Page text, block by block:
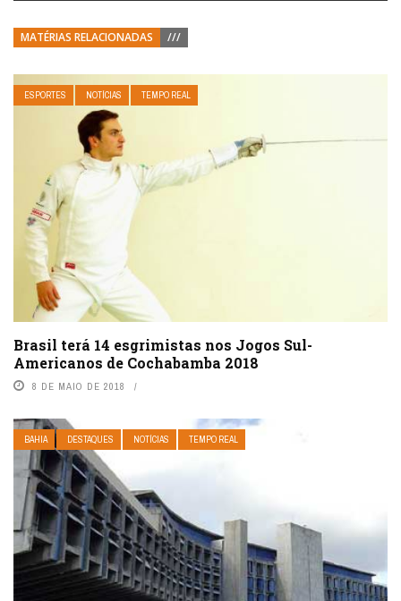
MATÉRIAS RELACIONADAS ///
ESPORTES NOTÍCIAS TEMPO REAL
Brasil terá 14 esgrimistas nos Jogos Sul-
Americanos de Cochabamba 2018
8 DE MAIO DE 2018
BAHIA DESTAQUES NOTÍCIAS TEMPO REAL